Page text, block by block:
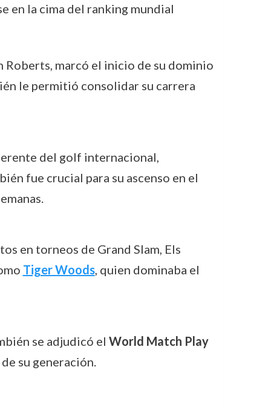
en la cima del ranking mundial
Roberts, marcó el inicio de su dominio
le permitió consolidar su carrera
del golf internacional,
fue crucial para su ascenso en el
en torneos de Grand Slam, Els
Tiger Woods, quien dominaba el
se adjudicó el World Match Play
su generación.